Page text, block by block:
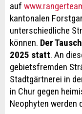
auf
kantonalen
unterschiedliche
können. Der
2025 statt. An
gebietsfremden
Stadtgärtnerei in
in Chur gegen
Neophyten